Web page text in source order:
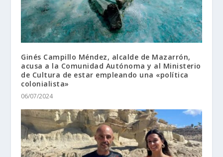
Ginés Campillo Méndez, alcalde de Mazarrón,
acusa a la Comunidad Autónoma y al Ministerio
de Cultura de estar empleando una «política
colonialista»
06/07/2024